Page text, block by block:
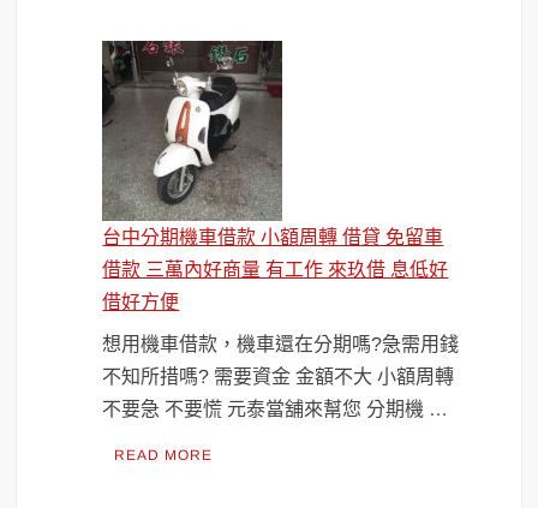
台中分期機車借款 小額周轉 借貸 免留車
借款 三萬內好商量 有工作 來玖借 息低好
借好方便
想用機車借款，機車還在分期嗎?急需用錢
不知所措嗎? 需要資金 金額不大 小額周轉
不要急 不要慌 元泰當舖來幫您 分期機 …
READ MORE